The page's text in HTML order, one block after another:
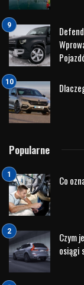
swojego
a Range Rover
Znana z miłości
często
posiadłościach,
polowań.
Prestiż i
Wybór Range
podkreślał jej
symbolizował
brytyjska rodzina
wykonanie Range
życia królowej,
jak i prywatnych